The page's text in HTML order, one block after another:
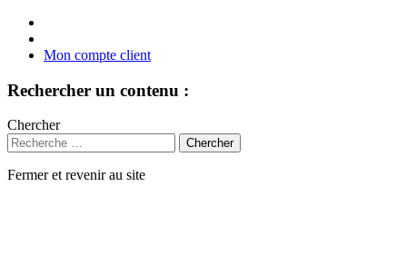
Mon compte client
Rechercher un contenu :
Chercher
Fermer et revenir au site